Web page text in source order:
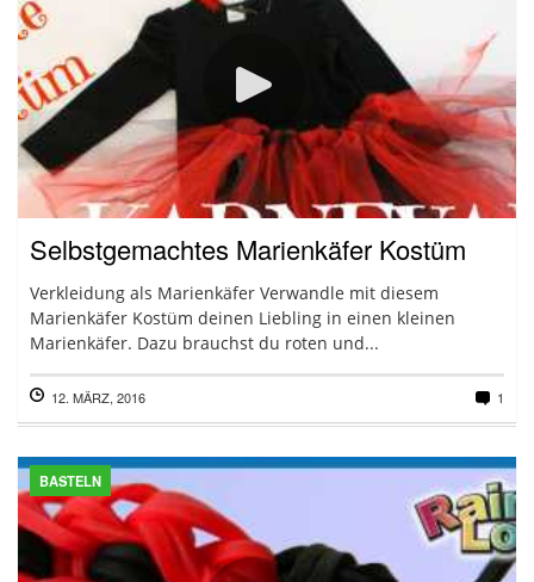
Selbstgemachtes Marienkäfer Kostüm
Verkleidung als Marienkäfer Verwandle mit diesem
Marienkäfer Kostüm deinen Liebling in einen kleinen
Marienkäfer. Dazu brauchst du roten und...
12. MÄRZ, 2016 1
BASTELN